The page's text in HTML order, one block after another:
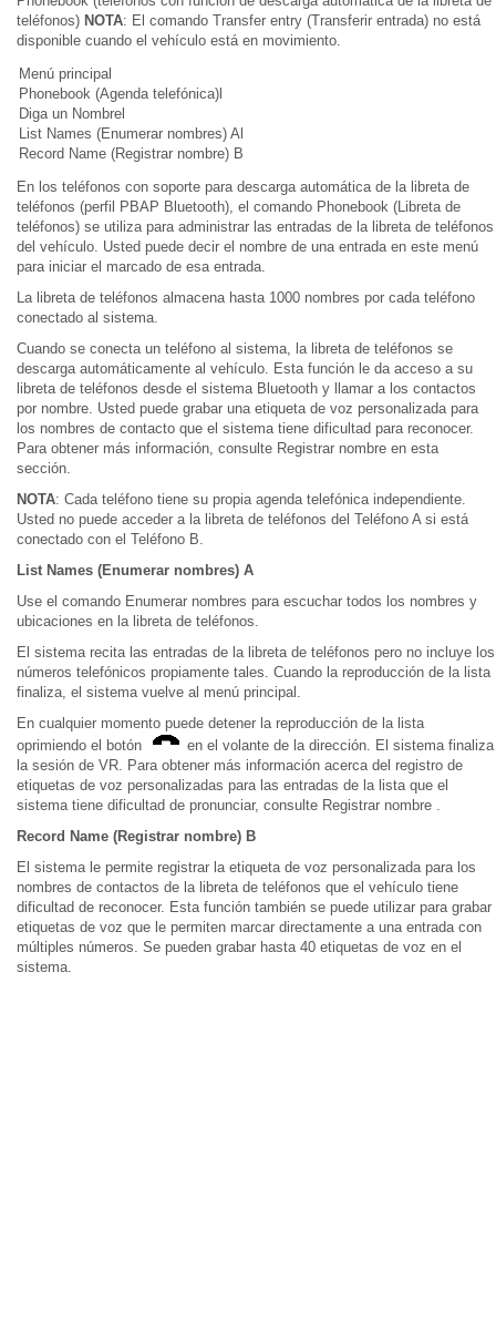
teléfonos) NOTA: El comando Transfer entry (Transferir entrada) no está
disponible cuando el vehículo está en movimiento.
Menú principal
Phonebook (Agenda telefónica)l
Diga un Nombrel
List Names (Enumerar nombres) Al
Record Name (Registrar nombre) B
En los teléfonos con soporte para descarga automática de la libreta de
teléfonos (perfil PBAP Bluetooth), el comando Phonebook (Libreta de
teléfonos) se utiliza para administrar las entradas de la libreta de teléfonos
del vehículo. Usted puede decir el nombre de una entrada en este menú
para iniciar el marcado de esa entrada.
La libreta de teléfonos almacena hasta 1000 nombres por cada teléfono
conectado al sistema.
Cuando se conecta un teléfono al sistema, la libreta de teléfonos se
descarga automáticamente al vehículo. Esta función le da acceso a su
libreta de teléfonos desde el sistema Bluetooth y llamar a los contactos
por nombre. Usted puede grabar una etiqueta de voz personalizada para
los nombres de contacto que el sistema tiene dificultad para reconocer.
Para obtener más información, consulte Registrar nombre en esta
sección.
NOTA: Cada teléfono tiene su propia agenda telefónica independiente.
Usted no puede acceder a la libreta de teléfonos del Teléfono A si está
conectado con el Teléfono B.
List Names (Enumerar nombres) A
Use el comando Enumerar nombres para escuchar todos los nombres y
ubicaciones en la libreta de teléfonos.
El sistema recita las entradas de la libreta de teléfonos pero no incluye los
números telefónicos propiamente tales. Cuando la reproducción de la lista
finaliza, el sistema vuelve al menú principal.
En cualquier momento puede detener la reproducción de la lista
oprimiendo el botón
en el volante de la dirección. El sistema finaliza
la sesión de VR. Para obtener más información acerca del registro de
etiquetas de voz personalizadas para las entradas de la lista que el
sistema tiene dificultad de pronunciar, consulte Registrar nombre .
Record Name (Registrar nombre) B
El sistema le permite registrar la etiqueta de voz personalizada para los
nombres de contactos de la libreta de teléfonos que el vehículo tiene
dificultad de reconocer. Esta función también se puede utilizar para grabar
etiquetas de voz que le permiten marcar directamente a una entrada con
múltiples números. Se pueden grabar hasta 40 etiquetas de voz en el
sistema.